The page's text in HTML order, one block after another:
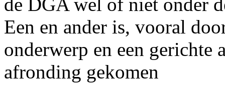
de DGA wel of niet onder
Een en ander is, vooral
onderwerp en een gerichte
afronding gekomen